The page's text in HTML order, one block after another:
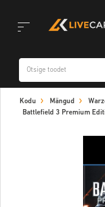
navigation
Kodu Mängud
Battlefield 3 Premium